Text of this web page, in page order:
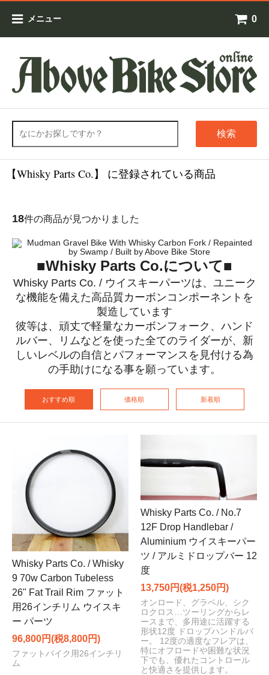
メニュー 0
検索
【Whisky Parts Co.】 に登録されている商品
18件の商品が見つかりました
■Whisky Parts Co.について■
Whisky Parts Co. / ウイスキーパーツは、ユニーク
な機能を備えた高品質カーボンコンポーネントを
製造しています
彼等は、頑丈で軽量なカーボンフォーク、ハンド
ルバー、リムなどを使った全てのライダーが、新
しいレベルの自信とパフォーマンスを見付ける為
の手助けになる事を願っています。
おすすめ順 価格順 新着順
Whisky Parts Co. / Whisky
9 70w Carbon Tubeless
26" Fat Trail Rim ファット
用26インチリム ウイスキ
ー パーツ
96,800円(税8,800円)
ファットバイク用26インチリ
ム
Whisky Parts Co. / No.7
12F Drop Handlebar /
Aluminium ウイスキーパー
ツ / アルミドロップバー 12
度
13,750円(税1,250円)
オンロード、グラベル、シク
ロクロス…ツーリングからレ
ースまで、多用途に活躍する
形状12度 ドロップハンドルバ
ー。 12度の適度なフレアは、
特にオフロードや困難な状況
下でも、優れたコントロール
と快適さを提供します。